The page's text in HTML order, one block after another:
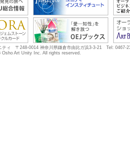
ティ 〒248-0014 神奈川県鎌倉市由比ガ浜3-3-21 Tel: 0467-
Osho Art Unity Inc. All rights reserved.